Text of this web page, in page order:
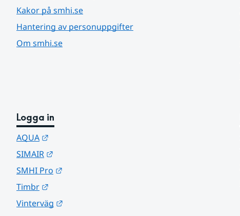
Kakor på smhi.se
Hantering av personuppgifter
Om smhi.se
Logga in
AQUA
SIMAIR
SMHI Pro
Timbr
Vinterväg